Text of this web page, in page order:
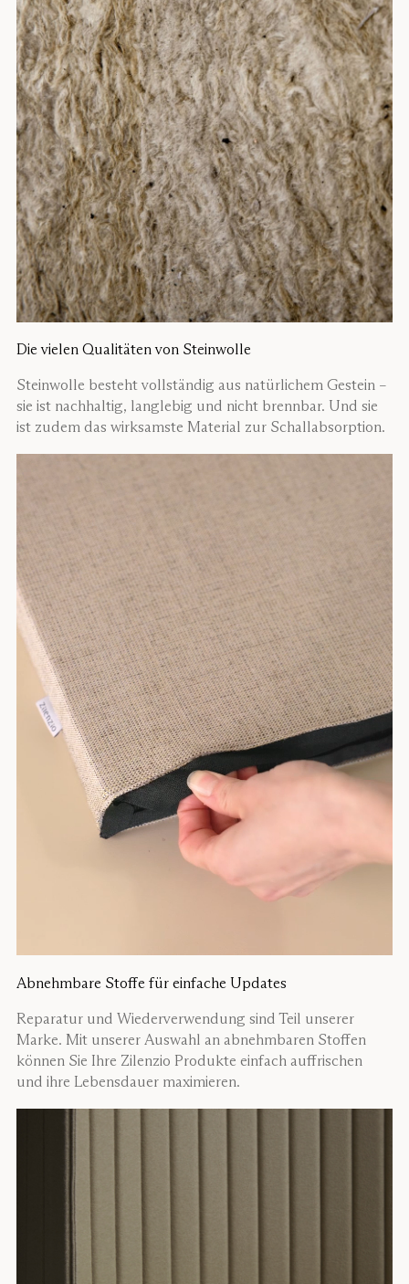
Die vielen Qualitäten von Steinwolle
Steinwolle besteht vollständig aus natürlichem Gestein –
sie ist nachhaltig, langlebig und nicht brennbar. Und sie
ist zudem das wirksamste Material zur Schallabsorption.
Abnehmbare Stoffe für einfache Updates
Reparatur und Wiederverwendung sind Teil unserer
Marke. Mit unserer Auswahl an abnehmbaren Stoffen
können Sie Ihre Zilenzio Produkte einfach auffrischen
und ihre Lebensdauer maximieren.